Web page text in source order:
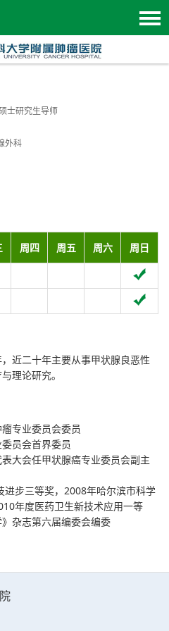
士研究生导师
外科
周四 周五 周六 周日
近二十年主要从事甲状腺良恶性
理论研究。
专业委员会委员
员会首界委员
大会任甲状腺癌专业委员会副主
进步三等奖， 2008年哈尔滨市科学
年度医药卫生新技术应用一等
》杂志第六届编委会编委